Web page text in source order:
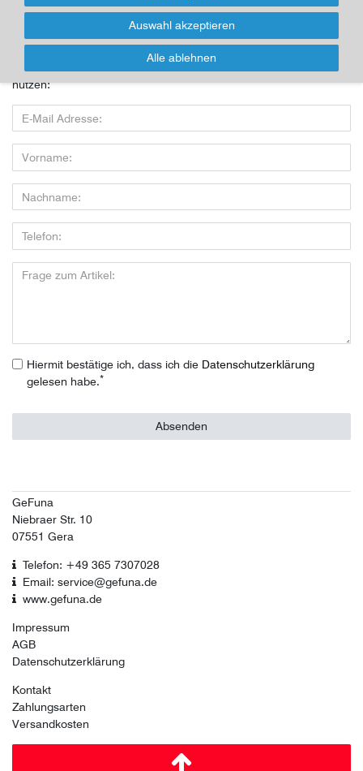
Fragen zur Abwicklung und zum Artikel
nutzen:
Hiermit bestätige ich, dass ich die Daten­schutz­erklärung
gelesen habe.*
Absenden
GeFuna
Niebraer Str. 10
07551 Gera
Telefon: +49 365 7307028
Email: service@gefuna.de
www.gefuna.de
Impressum
AGB
Datenschutzerklärung
Kontakt
Zahlungsarten
Versandkosten
Auswahl akzeptieren
Alle ablehnen